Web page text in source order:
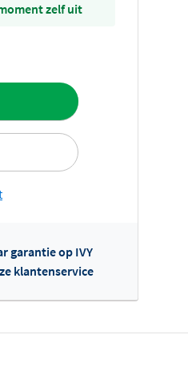
zelf uit
garantie op IVY
klantenservice